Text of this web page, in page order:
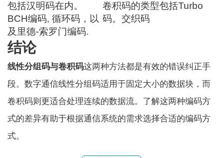
包括汉明码在内。
BCH编码,循环码 ，以
及 里德-索罗门编码.
卷积码的类型包括Turbo
码。交织码
结论
线性分组码与卷积码这两种方法都是有效的错误纠正手
段。数字通信线性分组码适用于固定大小的数据块，而
卷积码则更适合处理连续的数据流。了解这两种编码方
式的差异有助于根据通信系统的需求选择合适的编码方
式。